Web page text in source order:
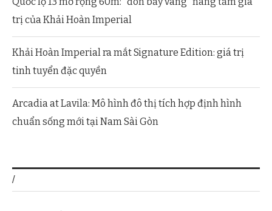
trị của Khải Hoàn Imperial
Khải Hoàn Imperial ra mắt Signature Edition: giá trị
tinh tuyển đặc quyền
Arcadia at Lavila: Mô hình đô thị tích hợp định hình
chuẩn sống mới tại Nam Sài Gòn
/